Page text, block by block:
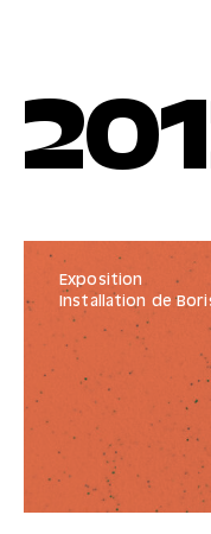
Exposition
Installation de